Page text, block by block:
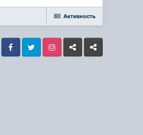
Активность
FacebookTwitter InstagramLivejournalOdnoklassniki